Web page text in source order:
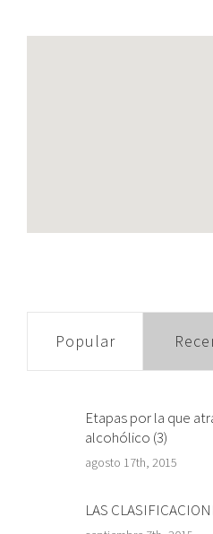
Popular
Etapas por la que
alcohólico (3)
agosto 17th, 2015
LAS